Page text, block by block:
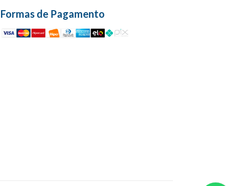
Formas de Pagamento